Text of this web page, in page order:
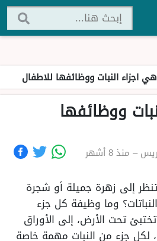
اجزاء النبات ووظائفها للاطفال
ووظائفها
– منذ 8 أشهر
إلى زهرة جميلة أو شجرة
وما وظيفة كل جزء
تحت الأرض، إلى الأوراق
لكل جزء من النبات مهمة خاصة